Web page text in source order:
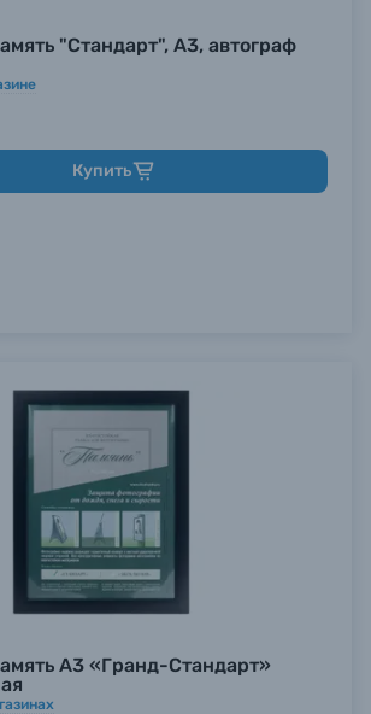
"Стандарт", А3, автограф
Купить
A3 «Гранд-Стандарт»